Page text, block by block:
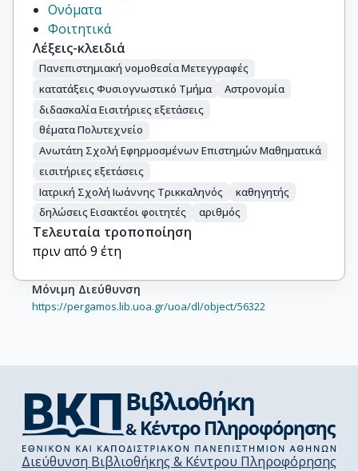
Ονόματα
Φοιτητικά
Λέξεις-κλειδιά
Πανεπιστημιακή νομοθεσία Μετεγγραφές
κατατάξεις Φυσιογνωστικό Τμήμα
Αστρονομία
διδασκαλία Εισιτήριες εξετάσεις
θέματα Πολυτεχνείο
Ανωτάτη Σχολή Εφηρμοσμένων Επιστημών Μαθηματικά
εισιτήριες εξετάσεις
Ιατρική Σχολή Ιωάννης Τρικκαληνός
καθηγητής
δηλώσεις Εισακτέοι φοιτητές
αριθμός
Τελευταία τροποποίηση
πριν από 9 έτη
Μόνιμη Διεύθυνση
https://pergamos.lib.uoa.gr/uoa/dl/object/56322
Διεύθυνση Βιβλιοθήκης & Κέντρου Πληροφόρησης